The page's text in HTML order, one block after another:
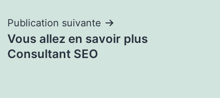
Publication suivante
Vous allez en savoir plus
Consultant SEO